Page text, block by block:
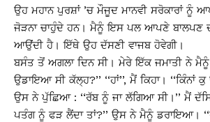
ਉਹ ਮਹਾਨ ਪੁਰਸ਼ਾਂ ’ਚ ਮੌਜੂਦ ਮਾਨਵੀ ਸਰੋਕਾਰਾਂ ਨੂੰ
ਜੋੜਨਾ ਚਾਹੁੰਦੇ ਹਨ। ਮੈਨੂੰ ਇਸ ਪਲ ਆਪਣੇ ਬਾਲਪਣ
ਆਉਂਦੀ ਹੈ। ਇੱਥੇ ਉਹ ਦੱਸਣੀ ਵਾਜਬ ਹੋਵੇਗੀ।
ਬਸੰਤ ਤੋਂ ਅਗਲਾ ਦਿਨ ਸੀ। ਮੇਰੇ ਇੱਕ ਜਮਾਤੀ ਨੇ
ਉਡਾਇਆ ਸੀ ਕੱਲ੍ਹ?’’ ‘‘ਹਾਂ’’, ਮੈਂ ਕਿਹਾ। ‘‘ਕਿੰਨਾਂ
ਉਸ ਨੇ ਪੁੱਛਿਆ : ‘‘ਰੱਬ ਨੂੰ ਜਾ ਲੱਗਿਆ ਸੀ।’’ ਮੈਂ
ਪਤੰਗ ਨੂੰ ਫੜ ਲੈਂਦਾ ਤਾਂ?’’ ਉਸ ਨੇ ਮੈਨੂੰ ਡਰਾਇਆ।